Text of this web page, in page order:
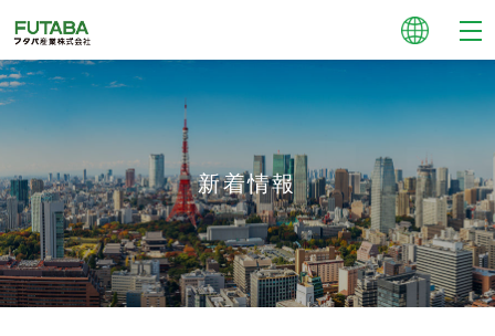
新着情報